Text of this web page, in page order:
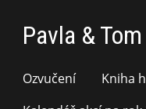
Pavla &
Ozvučení
Kniha